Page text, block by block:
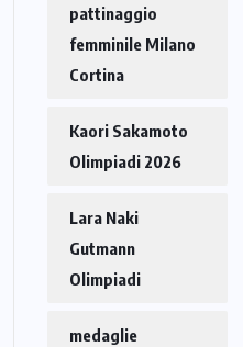
pattinaggio
femminile Milano
Cortina
Kaori Sakamoto
Olimpiadi 2026
Lara Naki
Gutmann
Olimpiadi
medaglie